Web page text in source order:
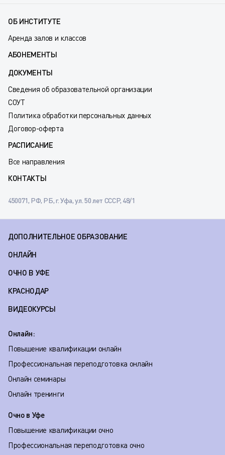
ОБ ИНСТИТУТЕ
Аренда залов и классов
АБОНЕМЕНТЫ
ДОКУМЕНТЫ
Сведения об образовательной организации
СОУТ
Политика обработки персональных данных
Договор-оферта
РАСПИСАНИЕ
Все направления
КОНТАКТЫ
450071, РФ, РБ, г. Уфа, ул. 50 лет СССР, 48/1
ДОПОЛНИТЕЛЬНОЕ ОБРАЗОВАНИЕ
ОНЛАЙН
ОЧНО В УФЕ
КРАСНОДАР
ВИДЕОКУРСЫ
Онлайн:
Повышение квалификации онлайн
Профессиональная переподготовка онлайн
Онлайн семинары
Онлайн тренинги
Очно в Уфе
Повышение квалификации очно
Профессиональная переподготовка очно